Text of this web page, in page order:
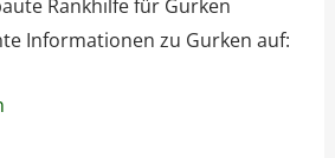
Rankhilfe für Gurken
Informationen zu Gurken auf: